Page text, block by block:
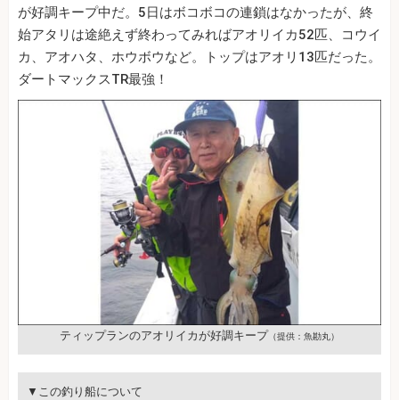
が好調キープ中だ。5日はボコボコの連鎖はなかったが、終
始アタリは途絶えず終わってみればアオリイカ52匹、コウイ
カ、アオハタ、ホウボウなど。トップはアオリ13匹だった。
ダートマックスTR最強！
ティップランのアオリイカが好調キープ （提供：魚勘丸）
▼この釣り船について